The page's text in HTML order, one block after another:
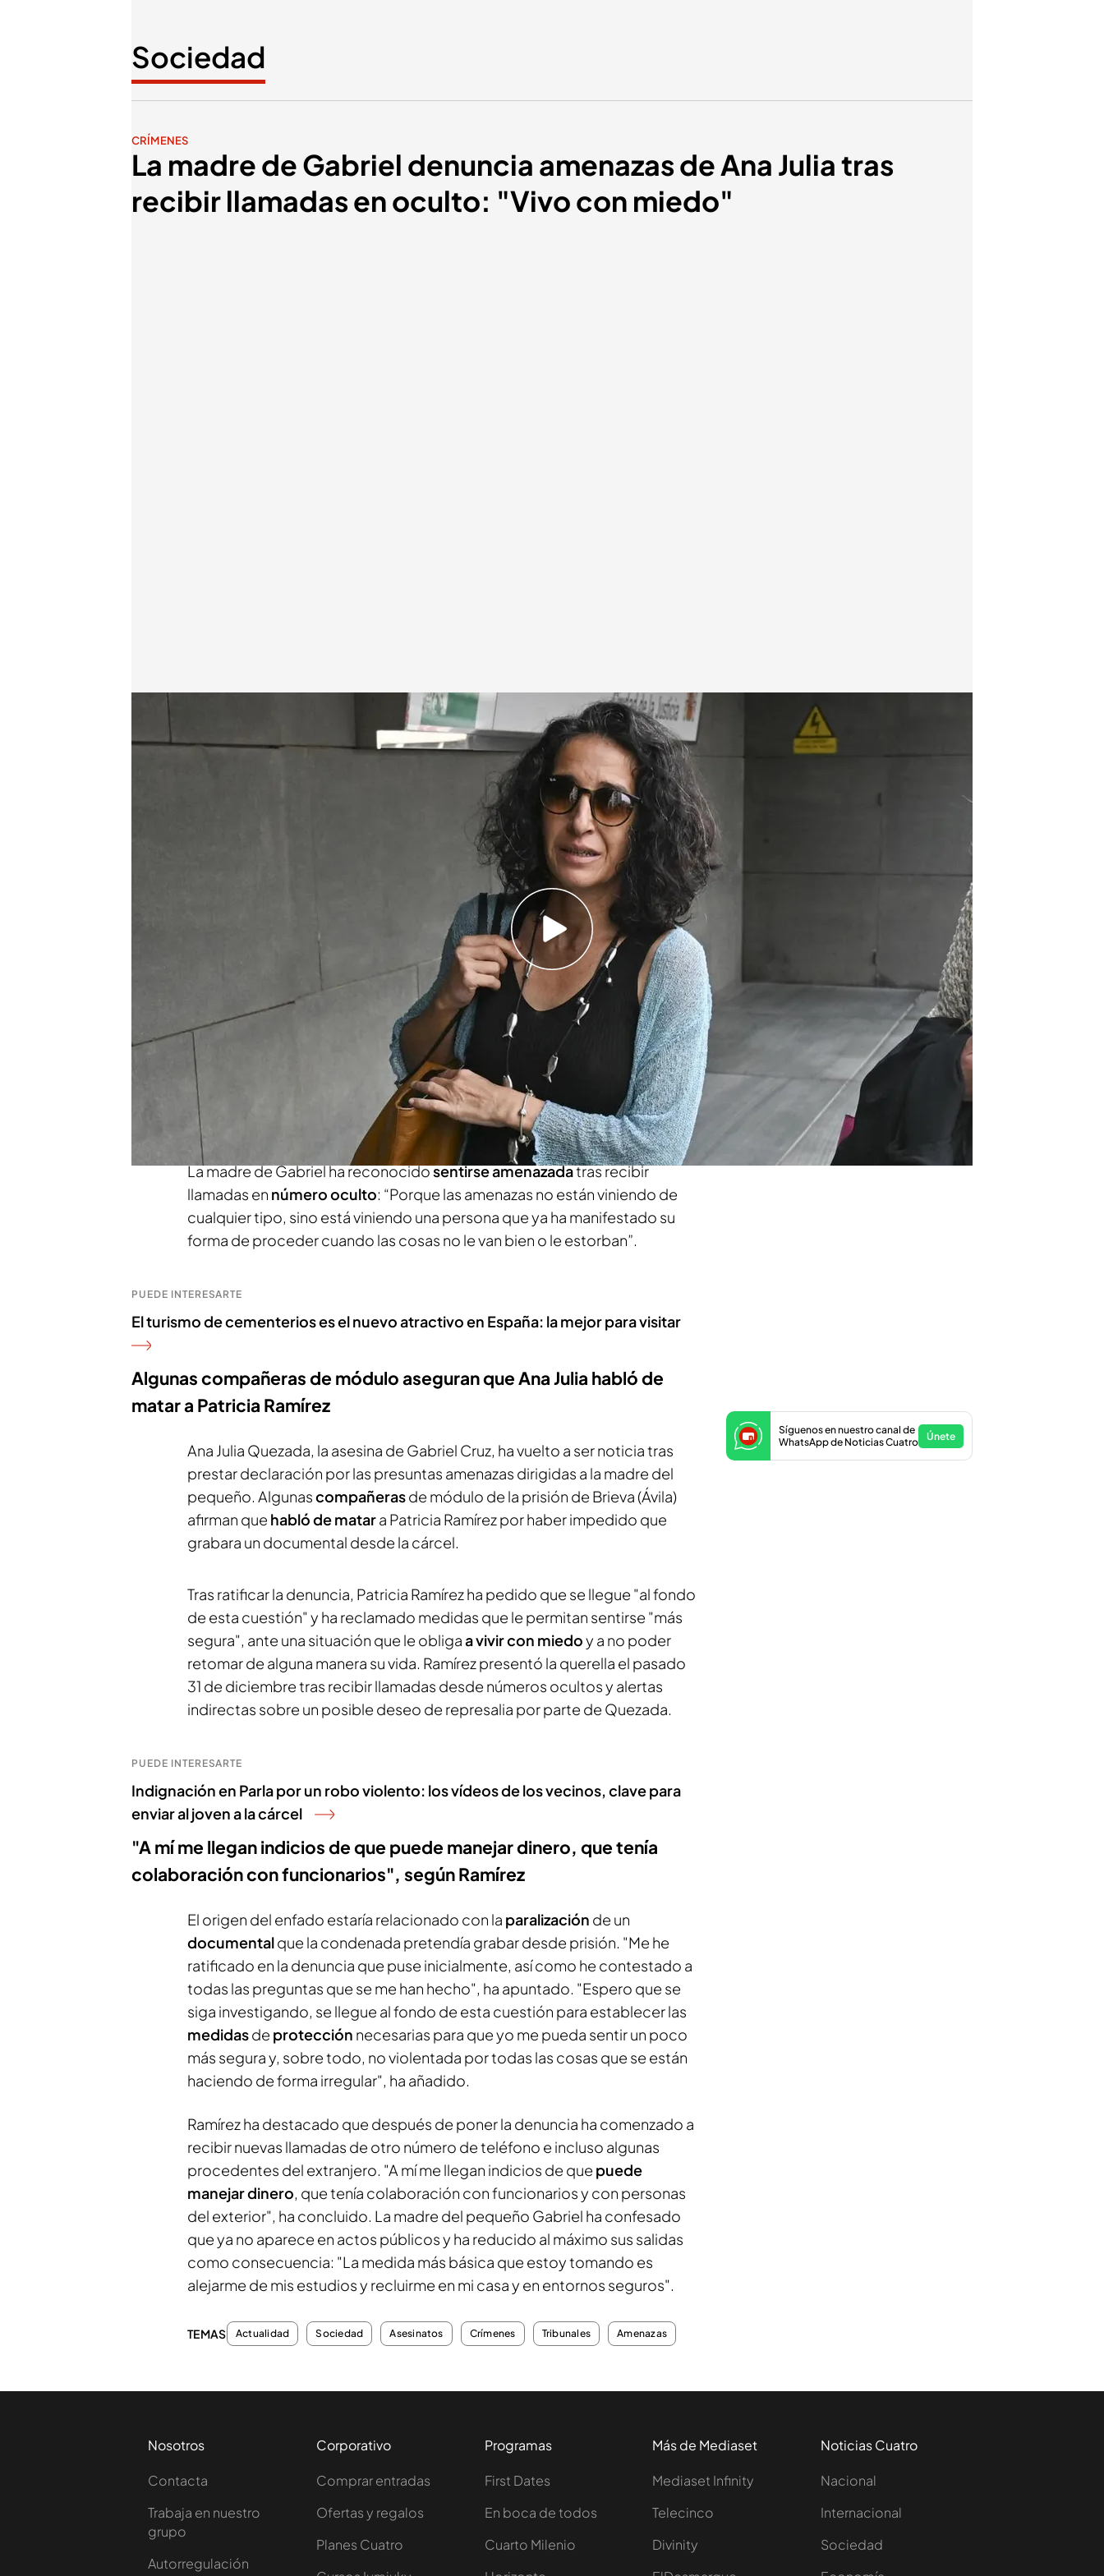
Sociedad
CRÍMENES
La madre de Gabriel denuncia amenazas de Ana Julia tras
recibir llamadas en oculto: "Vivo con miedo"
Cuatro.com
Redacción digital Noticias Cuatro Europa Press
Ramírez presentó la denuncia el pasado 31 de diciembre tras recibir
Fijan las condiciones para entregar al hijo de Juana Rivas a su padre el
Patricia Ramírez, la madre de Gabriel, teme lo que podría hacerle
Ana Julia
desde la cárcel: “Si ya me hizo lo que me hizo sin supuestamente tenerme
manía, pues ahora que me tiene más manía y que se supone que no tiene
nada que perder, a mí me queda el miedo por dentro. Habrá que
demostrar si esto es verdad o no, de si puede contratar a terceros y
puede hacerme daño”.
La madre de Gabriel ha reconocidosentirse amenazadatras recibir
llamadas en número oculto: “Porque las amenazas no están viniendo de
cualquier tipo, sino está viniendo una persona que ya ha manifestado su
forma de proceder cuando las cosas no le van bien o le estorban”.
PUEDE INTERESARTE
El turismo de cementerios es el nuevo atractivo en España: la mejor para visitar
Algunas compañeras de módulo aseguran que Ana Julia habló de
matar a Patricia Ramírez
Ana Julia Quezada, la asesina de Gabriel Cruz, ha vuelto a ser noticia tras
prestar declaración por las presuntas amenazas dirigidas a la madre del
pequeño. Algunascompañerasde módulo de la prisión de Brieva (Ávila)
afirman que habló de matara Patricia Ramírez por haber impedido que
grabara un documental desde la cárcel.
Tras ratificar la denuncia, Patricia Ramírez ha pedido que se llegue "al fondo
de esta cuestión" y ha reclamado medidas que le permitan sentirse "más
segura", ante una situación que le obligaa vivir con miedoy a no poder
retomar de alguna manera su vida. Ramírez presentó la querella el pasado
31 de diciembre tras recibir llamadas desde números ocultos y alertas
indirectas sobre un posible deseo de represalia por parte de Quezada.
PUEDE INTERESARTE
Indignación en Parla por un robo violento: los vídeos de los vecinos, clave para
enviar al joven a la cárcel
"A mí me llegan indicios de que puede manejar dinero, que tenía
colaboración con funcionarios", según Ramírez
El origen del enfado estaría relacionado con la paralización de un
documentalque la condenada pretendía grabar desde prisión. "Me he
ratificado en la denuncia que puse inicialmente, así como he contestado a
todas las preguntas que se me han hecho", ha apuntado. "Espero que se
siga investigando, se llegue al fondo de esta cuestión para establecer las
medidasde protección necesarias para que yo me pueda sentir un poco
más segura y, sobre todo, no violentada por todas las cosas que se están
haciendo de forma irregular", ha añadido.
Síguenos en nuestro canal de
WhatsApp de Noticias Cuatro
Únete
Ramírez ha destacado que después de poner la denuncia ha comenzado a
recibir nuevas llamadas de otro número de teléfono e incluso algunas
procedentes del extranjero. "A mí me llegan indicios de que puede
manejar dinero, que tenía colaboración con funcionarios y con personas
del exterior", ha concluido. La madre del pequeño Gabriel ha confesado
que ya no aparece en actos públicos y ha reducido al máximo sus salidas
como consecuencia: "La medida más básica que estoy tomando es
alejarme de mis estudios y recluirme en mi casa y en entornos seguros".
TEMAS Actualidad Sociedad Asesinatos Crímenes Tribunales Amenazas
Nosotros
Contacta
Trabaja en nuestro
grupo
Autorregulación
Corporativo
Comprar entradas
Ofertas y regalos
Planes Cuatro
Programas
First Dates
En boca de todos
Cuarto Milenio
Más de Mediaset
Mediaset Infinity
Telecinco
Divinity
Noticias Cuatro
Nacional
Internacional
Sociedad